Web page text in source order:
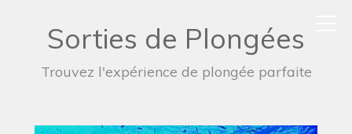
Sorties de Plongées
Trouvez l'expérience de plongée parfaite